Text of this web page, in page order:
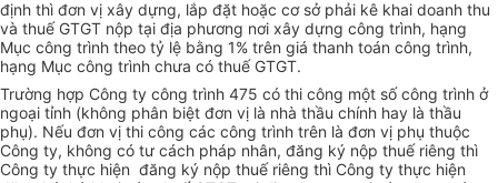
định thì đơn vị xây dựng, lắp đặt hoặc cơ sở phải kê khai doanh thu
và thuế GTGT nộp tại địa phương nơi xây dựng công trình, hạng
Mục công trình theo tỷ lệ bằng 1% trên giá thanh toán công trình,
hạng Mục công trình chưa có thuế GTGT.
Trường hợp Công ty công trình 475 có thi công một số công trình ở
ngoại tỉnh (không phân biệt đơn vị là nhà thầu chính hay là thầu
phụ). Nếu đơn vị thi công các công trình trên là đơn vị phụ thuộc
Công ty, không có tư cách pháp nhân, đăng ký nộp thuế riêng thì
Công ty thực hiện đăng ký nộp thuế riêng thì Công ty thực hiện